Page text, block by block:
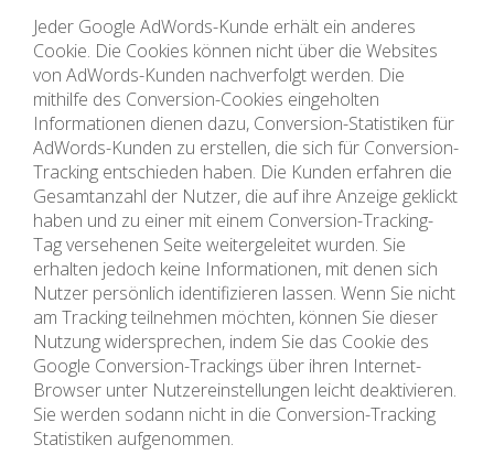
Jeder Google AdWords-Kunde erhält ein anderes
Cookie. Die Cookies können nicht über die Websites
von AdWords-Kunden nachverfolgt werden. Die
mithilfe des Conversion-Cookies eingeholten
Informationen dienen dazu, Conversion-Statistiken für
AdWords-Kunden zu erstellen, die sich für Conversion-
Tracking entschieden haben. Die Kunden erfahren die
Gesamtanzahl der Nutzer, die auf ihre Anzeige geklickt
haben und zu einer mit einem Conversion-Tracking-
Tag versehenen Seite weitergeleitet wurden. Sie
erhalten jedoch keine Informationen, mit denen sich
Nutzer persönlich identifizieren lassen. Wenn Sie nicht
am Tracking teilnehmen möchten, können Sie dieser
Nutzung widersprechen, indem Sie das Cookie des
Google Conversion-Trackings über ihren Internet-
Browser unter Nutzereinstellungen leicht deaktivieren.
Sie werden sodann nicht in die Conversion-Tracking
Statistiken aufgenommen.